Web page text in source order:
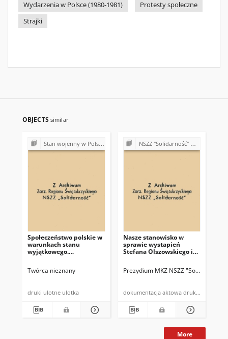
Wydarzenia w Polsce (1980-1981)
Protesty społeczne
Strajki
OBJECTS similar
Stan wojenny w Polsce (1981-1983)
Społeczeństwo polskie w
warunkach stanu
wyjątkowego.
Twórca nieznany
druki ulotne ulotka
NSZZ "Solidarność" w różnych regionach i zakładach pracy (1980-1981)
Nasze stanowisko w
sprawie wystapień
Stefana Olszowskiego i
Prezydium MKZ NSZZ "Solidarność"
dokumentacja aktowa druk powielony
More